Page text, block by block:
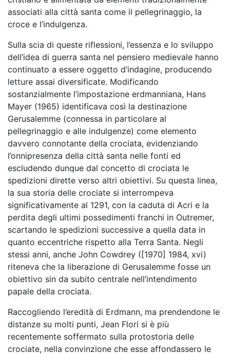
associati alla città santa come il pellegrinaggio, la
croce e l’indulgenza.
Sulla scia di queste riflessioni, l’essenza e lo sviluppo
dell’idea di guerra santa nel pensiero medievale hanno
continuato a essere oggetto d’indagine, producendo
letture assai diversificate. Modificando
sostanzialmente l’impostazione erdmanniana, Hans
Mayer (1965) identificava così la destinazione
Gerusalemme (connessa in particolare al
pellegrinaggio e alle indulgenze) come elemento
davvero connotante della crociata, evidenziando
l’onnipresenza della città santa nelle fonti ed
escludendo dunque dal concetto di crociata le
spedizioni dirette verso altri obiettivi. Su questa linea,
la sua storia delle crociate si interrompeva
significativamente al 1291, con la caduta di Acri e la
perdita degli ultimi possedimenti franchi in Outremer,
scartando le spedizioni successive a quella data in
quanto eccentriche rispetto alla Terra Santa. Negli
stessi anni, anche John Cowdrey ([1970] 1984, xvi)
riteneva che la liberazione di Gerusalemme fosse un
obiettivo sin da subito centrale nell’intendimento
papale della crociata.
Raccogliendo l’eredità di Erdmann, ma prendendone le
distanze su molti punti, Jean Flori si è più
recentemente soffermato sulla protostoria delle
crociate, nella convinzione che esse affondassero le